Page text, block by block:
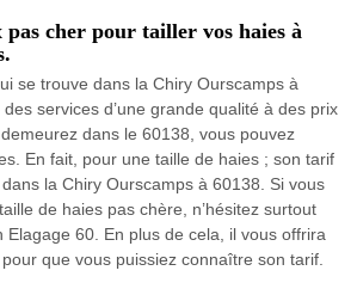
cher pour tailler vos haies à
se trouve dans la Chiry Ourscamps à
services d’une grande qualité à des prix
dans le 60138, vous pouvez
En fait, pour une taille de haies ; son tarif
la Chiry Ourscamps à 60138. Si vous
de haies pas chère, n’hésitez surtout
Elagage 60. En plus de cela, il vous offrira
que vous puissiez connaître son tarif.